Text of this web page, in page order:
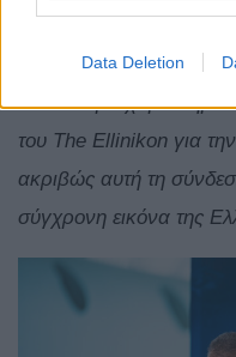
Data Deletion
σε τρεις Περιφέρειες,
τα ιδιαίτερα
του The Ellinikon για
ακριβώς αυτή τη
σύγχρονη εικόνα της